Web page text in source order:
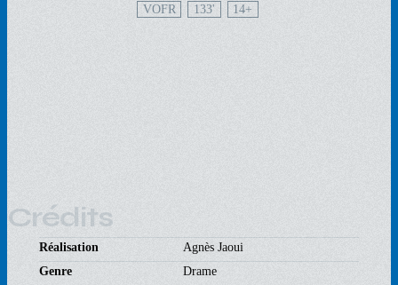
VOFR 133' 14
Crédits
Réalisation
Agnès Jaoui
Genre
Drame